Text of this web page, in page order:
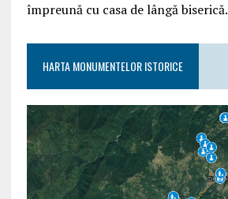
împreună cu casa de lângă biserică.
HARTA MONUMENTELOR ISTORICE